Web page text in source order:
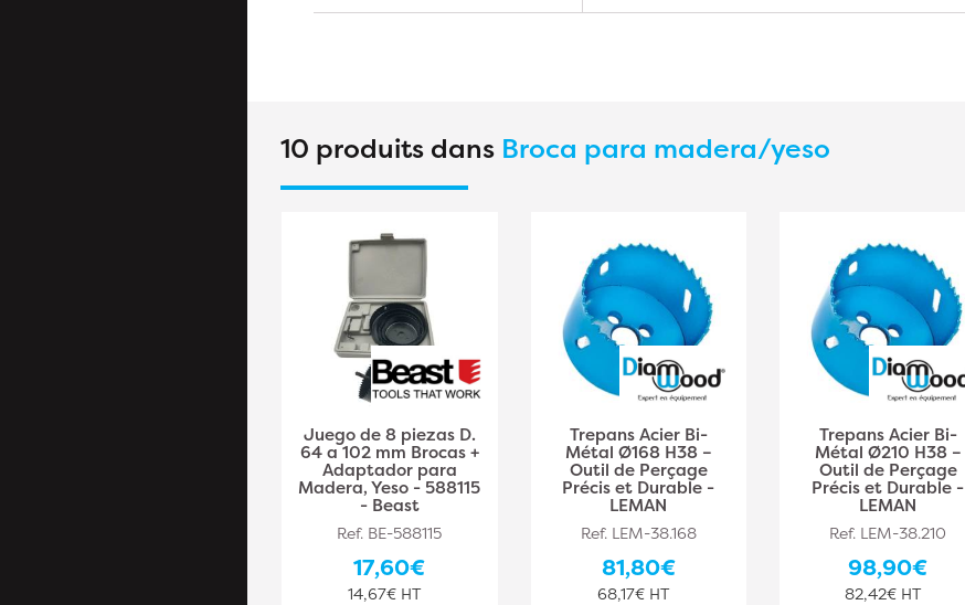
10 produits dans Broca para madera/yeso
Juego de 8 piezas D.
64 a 102 mm Brocas +
Adaptador para
Madera, Yeso - 588115
- Beast
Ref. BE-588115
17,60€
14,67€ HT
Trepans Acier Bi-
Métal Ø168 H38 –
Outil de Perçage
Précis et Durable -
LEMAN
Ref. LEM-38.168
81,80€
68,17€ HT
Trepans Acier Bi-
Métal Ø210 H38 –
Outil de Perçage
Précis et Durable -
LEMAN
Ref. LEM-38.210
98,90€
82,42€ HT